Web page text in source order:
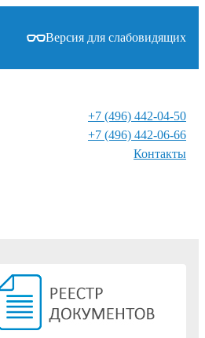
Версия для слабовидящих
+7 (496) 442-04-50
+7 (496) 442-06-66
Контакты⁠